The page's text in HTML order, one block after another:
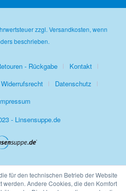
zzgl. Versandkosten, wenn
beschrieben.
- Rückgabe
Kontakt
Widerrufsrecht
Datenschutz
- Linsensuppe.de
für den technischen Betrieb der Website
werden. Andere Cookies, die den Komfort